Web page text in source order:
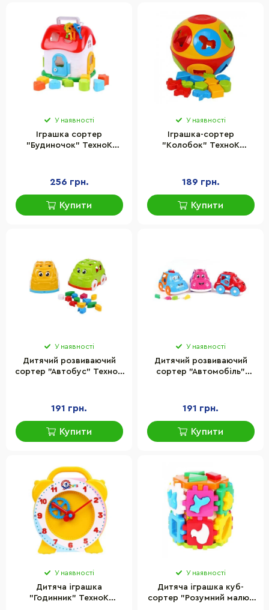
У наявності
Іграшка сортер
"Будиночок" ТехноК
256 грн.
Купити
У наявності
Іграшка-сортер
"Колобок" ТехноК
189 грн.
Купити
У наявності
Дитячий розвиваючий
сортер "Автобус" ТехноК
191 грн.
Купити
У наявності
Дитячий розвиваючий
сортер "Автомобіль"
191 грн.
Купити
У наявності
Дитяча іграшка
"Годинник" ТехноК
У наявності
Дитяча іграшка куб-
сортер "Розумний малюк